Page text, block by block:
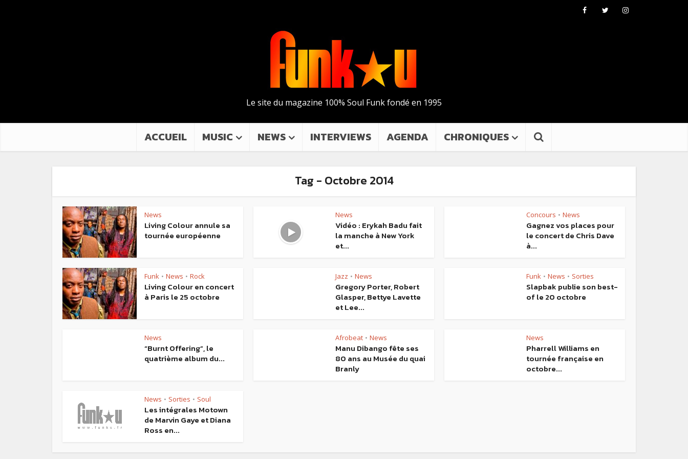
Le site du magazine 100% Soul Funk fondé en 1995
ACCUEIL MUSIC NEWS INTERVIEWS AGENDA CHRONIQUES
Tag - Octobre 2014
News
Living Colour annule sa
tournée européenne
News
Vidéo : Erykah Badu fait
la manche à New York
et...
Concours • News
Gagnez vos places pour
le concert de Chris Dave
à...
Funk • News • Rock
Living Colour en concert
à Paris le 25 octobre
Jazz • News
Gregory Porter, Robert
Glasper, Bettye Lavette
et Lee...
Funk • News • Sorties
Slapbak publie son best-
of le 20 octobre
News
“Burnt Offering”, le
quatrième album du...
Afrobeat • News
Manu Dibango fête ses
80 ans au Musée du quai
Branly
News
Pharrell Williams en
tournée française en
octobre...
News • Sorties • Soul
Les intégrales Motown
de Marvin Gaye et Diana
Ross en...